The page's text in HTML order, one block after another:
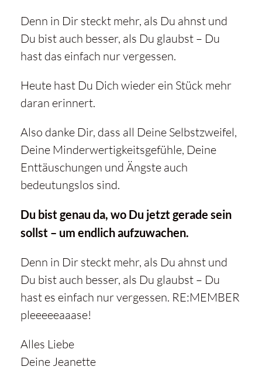
Denn in Dir steckt mehr, als Du ahnst und
Du bist auch besser, als Du glaubst – Du
hast das einfach nur vergessen.
Heute hast Du Dich wieder ein Stück mehr
daran erinnert.
Also danke Dir, dass all Deine Selbstzweifel,
Deine Minderwertigkeitsgefühle, Deine
Enttäuschungen und Ängste auch
bedeutungslos sind.
Du bist genau da, wo Du jetzt gerade sein
sollst – um endlich aufzuwachen.
Denn in Dir steckt mehr, als Du ahnst und
Du bist auch besser, als Du glaubst – Du
hast es einfach nur vergessen. RE:MEMBER
pleeeeeaaase!
Alles Liebe
Deine Jeanette
Mit
dem
Laden
des
Videos
Datenschutzerklärung
von